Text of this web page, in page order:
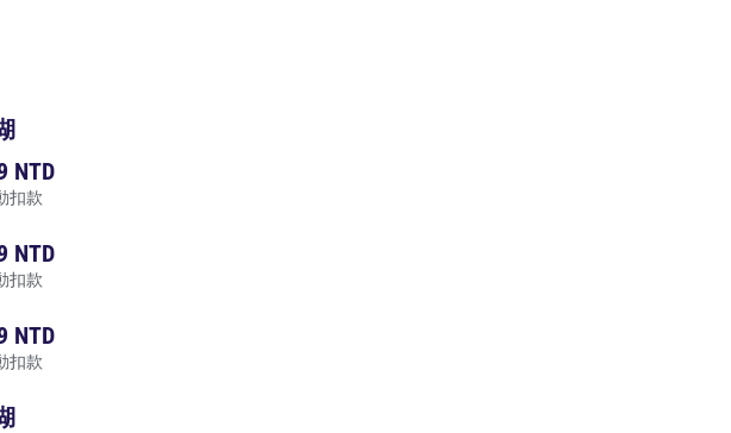
NTD
扣款
NTD
扣款
NTD
扣款